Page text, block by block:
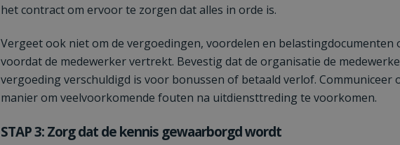
het contract om ervoor te zorgen dat alles in orde is.
Vergeet ook niet om de vergoedingen, voordelen en belastingdocumenten
voordat de medewerker vertrekt. Bevestig dat de organisatie de
vergoeding verschuldigd is voor bonussen of betaald verlof. Communiceer
manier om veelvoorkomende fouten na uitdiensttreding te voorkomen.
STAP 3: Zorg dat de kennis gewaarborgd wordt